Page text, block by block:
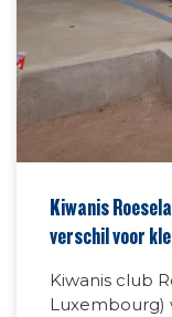
Kiwanis
verschil voor
Kiwanis club
Luxembourg)